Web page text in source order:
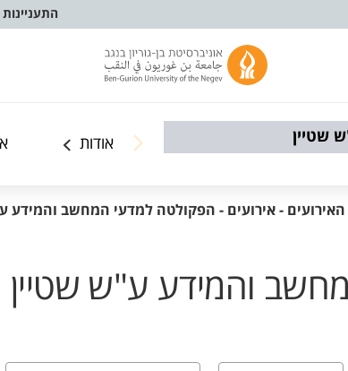
שטיין אודות
האירועים - אירועים - הפקולטה למדעי המחשב והמידע
והמידע ע"ש שטיין